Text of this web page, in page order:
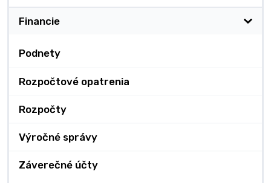
Financie
Podnety
Rozpočtové opatrenia
Rozpočty
Výročné správy
Záverečné účty